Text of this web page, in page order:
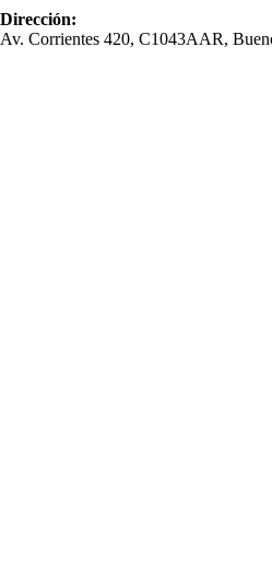
Dirección:
Av. Corrientes 420, C1043AAR,